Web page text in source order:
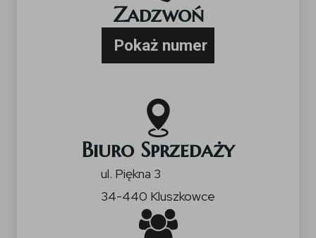
Zadzwoń
Pokaż numer
Biuro Sprzedaży
ul. Piękna 3
34-440 Kluszkowce